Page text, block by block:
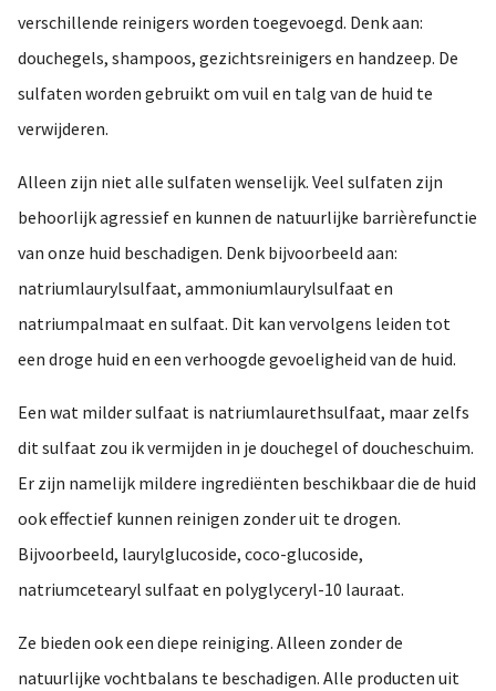
verschillende reinigers worden toegevoegd. Denk aan:
douchegels, shampoos, gezichtsreinigers en handzeep. De
sulfaten worden gebruikt om vuil en talg van de huid te
verwijderen.
Alleen zijn niet alle sulfaten wenselijk. Veel sulfaten zijn
behoorlijk agressief en kunnen de natuurlijke barrièrefunctie
van onze huid beschadigen. Denk bijvoorbeeld aan:
natriumlaurylsulfaat, ammoniumlaurylsulfaat en
natriumpalmaat en sulfaat. Dit kan vervolgens leiden tot
een droge huid en een verhoogde gevoeligheid van de huid.
Een wat milder sulfaat is natriumlaurethsulfaat, maar zelfs
dit sulfaat zou ik vermijden in je douchegel of doucheschuim.
Er zijn namelijk mildere ingrediënten beschikbaar die de huid
ook effectief kunnen reinigen zonder uit te drogen.
Bijvoorbeeld, laurylglucoside, coco-glucoside,
natriumcetearyl sulfaat en polyglyceryl-10 lauraat.
Ze bieden ook een diepe reiniging. Alleen zonder de
natuurlijke vochtbalans te beschadigen. Alle producten uit